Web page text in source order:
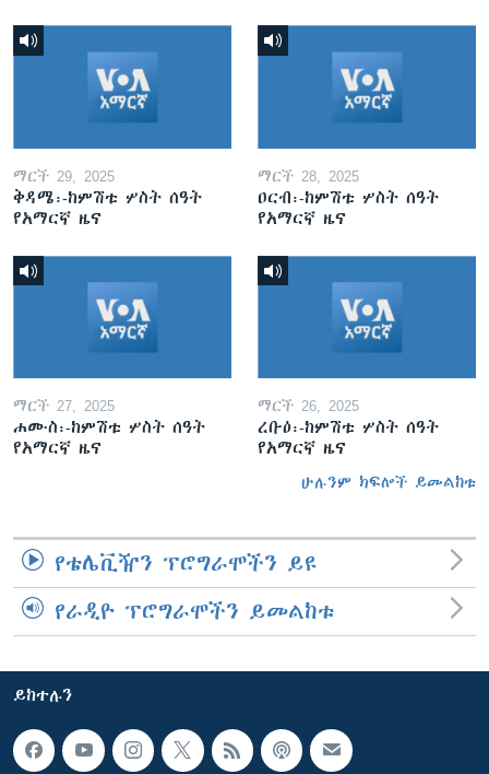
ማርች 29, 2025
ቅዳሜ፡-ከምሽቱ ሦስት ሰዓት
የአማርኛ ዜና
ማርች 28, 2025
ዐርብ፡-ከምሽቱ ሦስት ሰዓት
የአማርኛ ዜና
ማርች 27, 2025
ሐሙስ፡-ከምሽቱ ሦስት ሰዓት
የአማርኛ ዜና
ማርች 26, 2025
ረቡዕ፡-ከምሽቱ ሦስት ሰዓት
የአማርኛ ዜና
ሁሉንም ክፍሎች ይመልከቱ
የቴሌቪዥን ፕሮግራሞችን ይዩ
የራዲዮ ፕሮግራሞችን ይመልከቱ
ይከተሉን